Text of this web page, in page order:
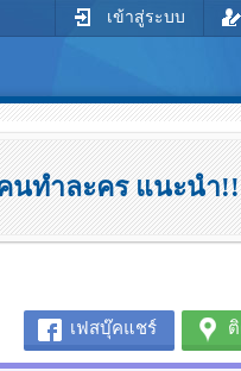
เข้าสู่ระบบ
นทำละคร แนะน
เฟสบุ๊คแชร์